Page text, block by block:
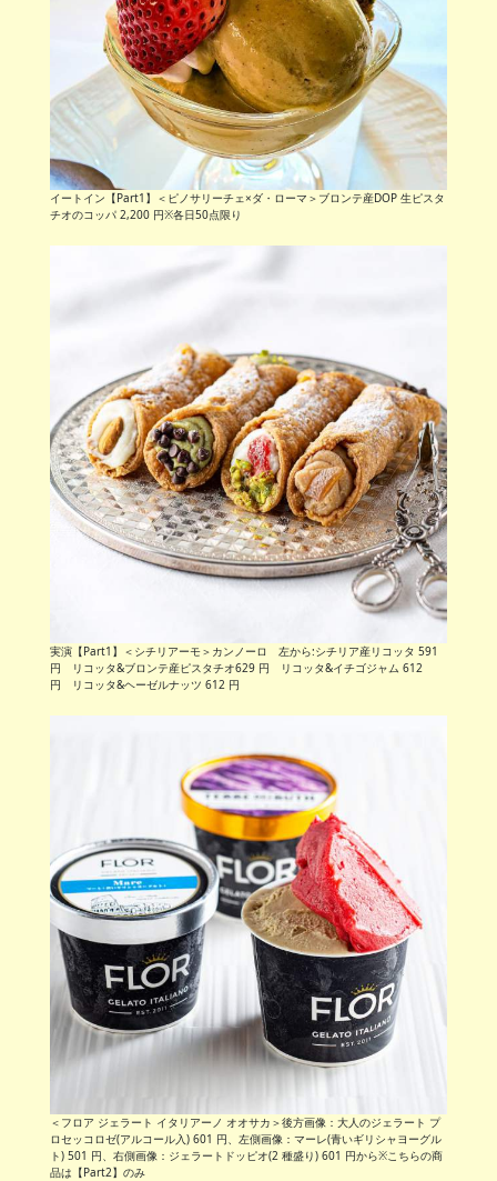
イートイン【Part1】＜ピノサリーチェ×ダ・ローマ＞ブロンテ産DOP 生ピスタ
チオのコッパ 2,200 円※各日50点限り
実演【Part1】＜シチリアーモ＞カンノーロ 左から:シチリア産リコッタ 591
円 リコッタ&ブロンテ産ピスタチオ629 円 リコッタ&イチゴジャム 612
円 リコッタ&ヘーゼルナッツ 612 円
＜フロア ジェラート イタリアーノ オオサカ＞後方画像：大人のジェラート プ
ロセッコロゼ(アルコール入) 601 円、左側画像：マーレ(青いギリシャヨーグル
ト) 501 円、右側画像：ジェラートドッピオ(2 種盛り) 601 円から※こちらの商
品は【Part2】のみ